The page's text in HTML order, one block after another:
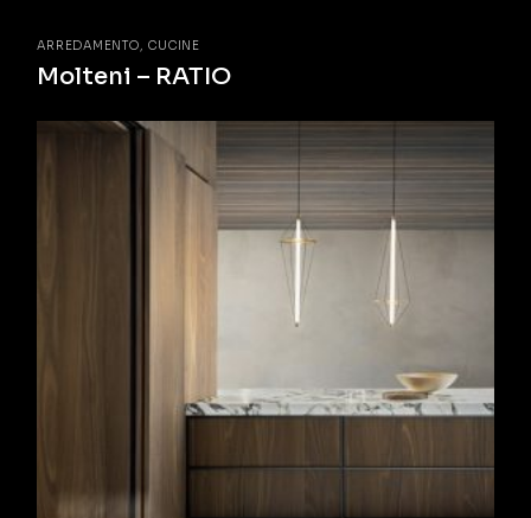
ARREDAMENTO CUCINE
Molteni – RATIO